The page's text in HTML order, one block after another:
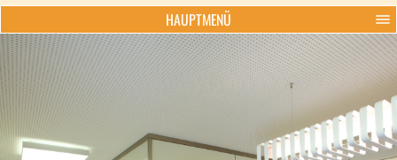
HAUPTMENÜ